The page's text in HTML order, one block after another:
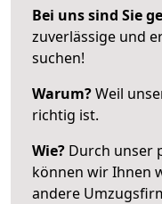
Bei uns sind Sie
zuverlässige und
suchen!
Warum?Weil
richtig ist.
Wie? Durch unser
können wir Ihnen
andere